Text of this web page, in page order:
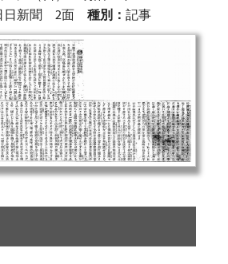
日新聞 2面 種別： 記事